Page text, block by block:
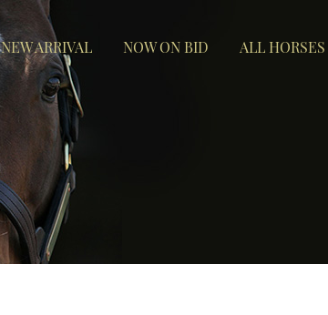
NEW ARRIVAL NOW ON BID ALL HORSES